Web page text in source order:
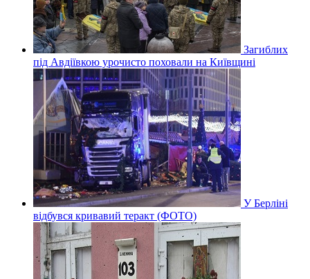
Загиблих
під Авдіївкою урочисто поховали на Київщині
У Берліні
відбувся кривавий теракт (ФОТО)